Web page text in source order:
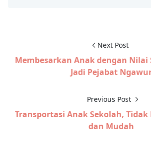
Next Post
Membesarkan Anak dengan Nilai
Jadi Pejabat
Previous Post
Transportasi Anak Sekolah,
dan Mudah